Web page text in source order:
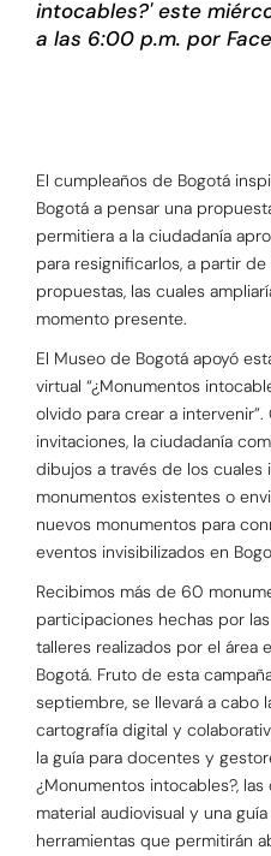
intocables?' este
a las 6:00 p.m. por
El cumpleaños de Bogotá
Bogotá a pensar una
permitiera a la ciudadanía
para resignificarlos, a partir
propuestas, las cuales
momento presente.
El Museo de Bogotá apoyó
virtual “¿Monumentos
olvido para crear a
invitaciones, la ciudadanía
dibujos a través de los
monumentos existentes o
nuevos monumentos para
eventos invisibilizados en
Recibimos más de 60
participaciones hechas por
talleres realizados por el área
Bogotá. Fruto de esta
septiembre, se llevará a cabo
cartografía digital y
la guía para docentes y
¿Monumentos intocables?,
material audiovisual y una
herramientas que permitirán